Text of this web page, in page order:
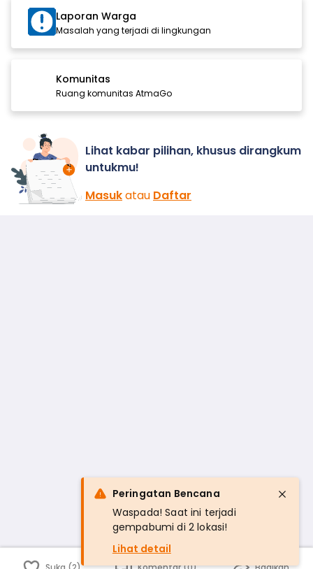
Laporan Warga
Masalah yang terjadi di lingkungan
Komunitas
Ruang komunitas AtmaGo
Lihat kabar pilihan, khusus dirangkum
untukmu!
Masukatau Daftar
Peringatan Bencana
Waspada! Saat ini terjadi
gempabumi di 2 lokasi!
Lihat detail